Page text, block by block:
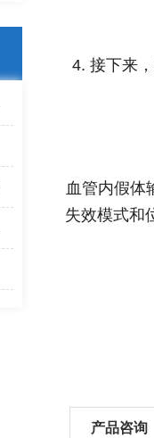
4. 接下来
血管内假体
失效模式和
产品咨询